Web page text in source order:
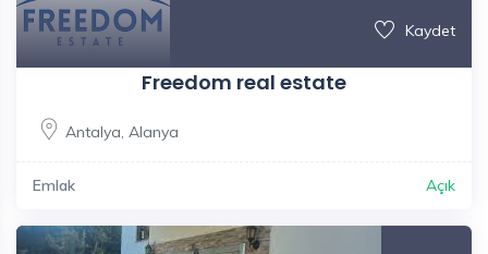
Kaydet
Freedom real estate
Antalya, Alanya
Emlak Açık